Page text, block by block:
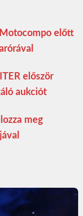
előtt
először
aukciót
meg